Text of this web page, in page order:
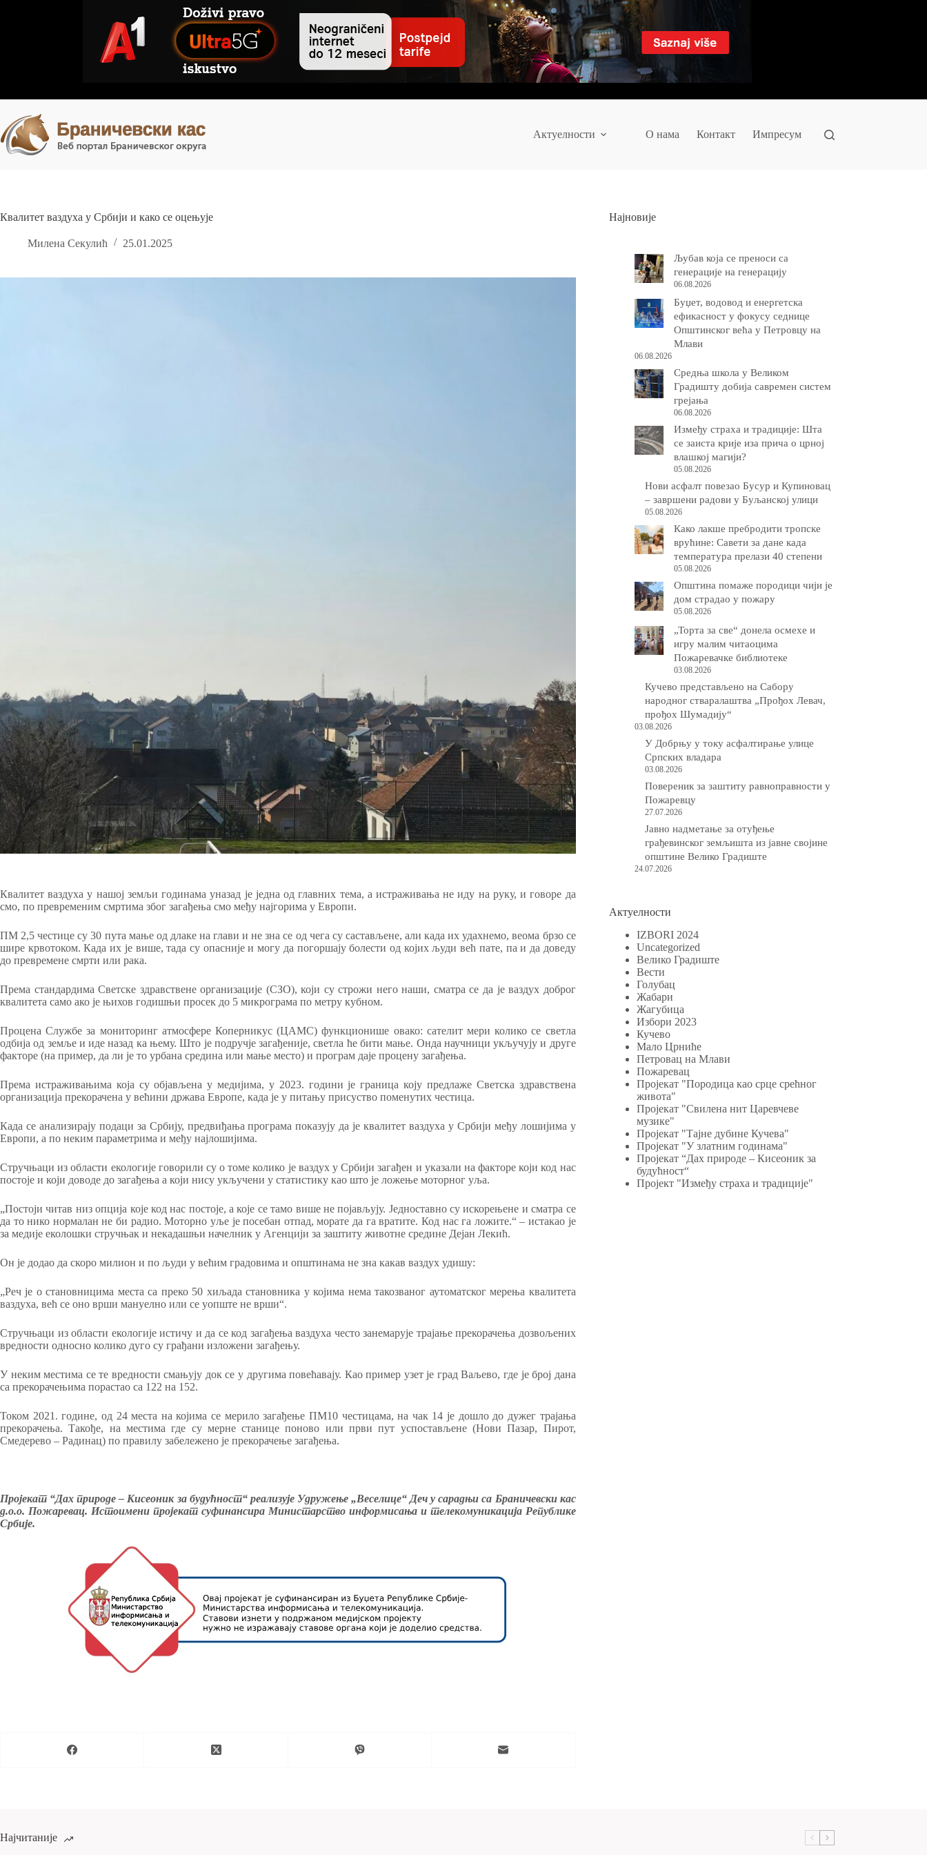
Актуелности О нама Контакт Импресум
Квалитет ваздуха у Србији и како се оцењује
Милена Секулић 25.01.2025
Квалитет ваздуха у нашој земљи годинама уназад је једна од главних тема, а истраживања не иду на руку, и говоре да
смо, по превременим смртима због загађења смо међу најгорима у Европи.
ПМ 2,5 честице су 30 пута мање од длаке на глави и не зна се од чега су састављене, али када их удахнемо, веома брзо се
шире крвотоком. Када их је више, тада су опасније и могу да погоршају болести од којих људи већ пате, па и да доведу
до превремене смрти или рака.
Према стандардима Светске здравствене организације (СЗО), који су строжи него наши, сматра се да је ваздух доброг
квалитета само ако је њихов годишњи просек до 5 микрограма по метру кубном.
Процена Службе за мониторинг атмосфере Коперникус (ЦАМС) функционише овако: сателит мери колико се светла
одбија од земље и иде назад ка њему. Што је подручје загађеније, светла ће бити мање. Онда научници укључују и друге
факторе (на пример, да ли је то урбана средина или мање место) и програм даје процену загађења.
Према истраживањима која су објављена у медијима, у 2023. години је граница коју предлаже Светска здравствена
организација прекорачена у већини држава Европе, када је у питању присуство поменутих честица.
Када се анализирају подаци за Србију, предвиђања програма показују да је квалитет ваздуха у Србији међу лошијима у
Европи, а по неким параметрима и међу најлошијима.
Стручњаци из области екологије говорили су о томе колико је ваздух у Србији загађен и указали на факторе који код нас
постоје и који доводе до загађења а који нису укључени у статистику као што је ложење моторног уља.
„Постоји читав низ опција које код нас постоје, а које се тамо више не појављују. Једноставно су искорењене и сматра се
да то нико нормалан не би радио. Моторно уље је посебан отпад, морате да га вратите. Код нас га ложите.“ – истакао је
за медије еколошки стручњак и некадашњи начелник у Агенцији за заштиту животне средине Дејан Лекић.
Он је додао да скоро милион и по људи у већим градовима и општинама не зна какав ваздух удишу:
„Реч је о становницима места са преко 50 хиљада становника у којима нема такозваног аутоматског мерења квалитета
ваздуха, већ се оно врши мануелно или се уопште не врши“.
Стручњаци из области екологије истичу и да се код загађења ваздуха често занемарује трајање прекорачења дозвољених
вредности односно колико дуго су грађани изложени загађењу.
У неким местима се те вредности смањују док се у другима повећавају. Као пример узет је град Ваљево, где је број дана
са прекорачењима порастао са 122 на 152.
Током 2021. године, од 24 места на којима се мерило загађење ПМ10 честицама, на чак 14 је дошло до дужег трајања
прекорачења. Такође, на местима где су мерне станице поново или први пут успостављене (Нови Пазар, Пирот,
Смедерево – Радинац) по правилу забележено је прекорачење загађења.
Пројекат “Дах природе – Кисеоник за будућност“ реализује Удружење „Веселице“ Деч у сарадњи са Браничевски кас
д.о.о. Пожаревац. Истоимени пројекат суфинансира Министарство информисања и телекомуникација Републике
Србије.
Најновије
Љубав која се преноси са
генерације на генерацију
06.08.2026
Буџет, водовод и енергетска
ефикасност у фокусу седнице
Општинског већа у Петровцу на
Млави
06.08.2026
Средња школа у Великом
Градишту добија савремен систем
грејања
06.08.2026
Између страха и традиције: Шта
се заиста крије иза прича о црној
влашкој магији?
05.08.2026
Нови асфалт повезао Бусур и Купиновац
– завршени радови у Буљанској улици
05.08.2026
Како лакше пребродити тропске
врућине: Савети за дане када
температура прелази 40 степени
05.08.2026
Општина помаже породици чији је
дом страдао у пожару
05.08.2026
„Торта за све“ донела осмехе и
игру малим читаоцима
Пожаревачке библиотеке
03.08.2026
Кучево представљено на Сабору
народног стваралаштва „Прођох Левач,
прођох Шумадију“
03.08.2026
У Добрњу у току асфалтирање улице
Српских владара
03.08.2026
Повереник за заштиту равноправности у
Пожаревцу
27.07.2026
Јавно надметање за отуђење
грађевинског земљишта из јавне својине
општине Велико Градиште
24.07.2026
Актуелности
IZBORI 2024
Uncategorized
Велико Градиште
Вести
Голубац
Жабари
Жагубица
Избори 2023
Кучево
Мало Црниће
Петровац на Млави
Пожаревац
Пројекат "Породица као срце срећног
живота"
Пројекат "Свилена нит Царевчеве
музике"
Пројекат "Тајне дубине Кучева"
Пројекат "У златним годинама"
Пројекат “Дах природе – Кисеоник за
будућност“
Пројект "Између страха и традиције"
Најчитаније